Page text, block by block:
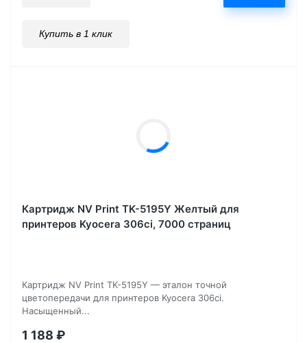
Купить в 1 клик
Картридж NV Print TK-5195Y Желтый для
принтеров Kyocera 306ci, 7000 страниц
Картридж NV Print TK-5195Y — эталон точной
цветопередачи для принтеров Kyocera 306ci.
Насыщенный...
1 188 ₽